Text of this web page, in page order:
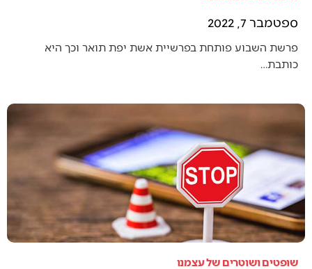
ספטמבר 7, 2022
פרשת השבוע פותחת בפרשיית אשת יפת תואר וכך היא
כותבת…
שופטים ושוטרים של עצמנו